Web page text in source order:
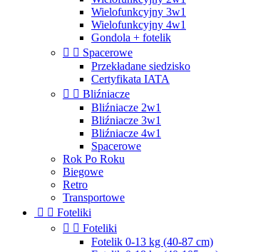
Wielofunkcyjny 3w1
Wielofunkcyjny 4w1
Gondola + fotelik
  Spacerowe
Przekładane siedzisko
Certyfikata IATA
  Bliźniacze
Bliźniacze 2w1
Bliźniacze 3w1
Bliźniacze 4w1
Spacerowe
Rok Po Roku
Biegowe
Retro
Transportowe
  Foteliki
  Foteliki
Fotelik 0-13 kg (40-87 cm)